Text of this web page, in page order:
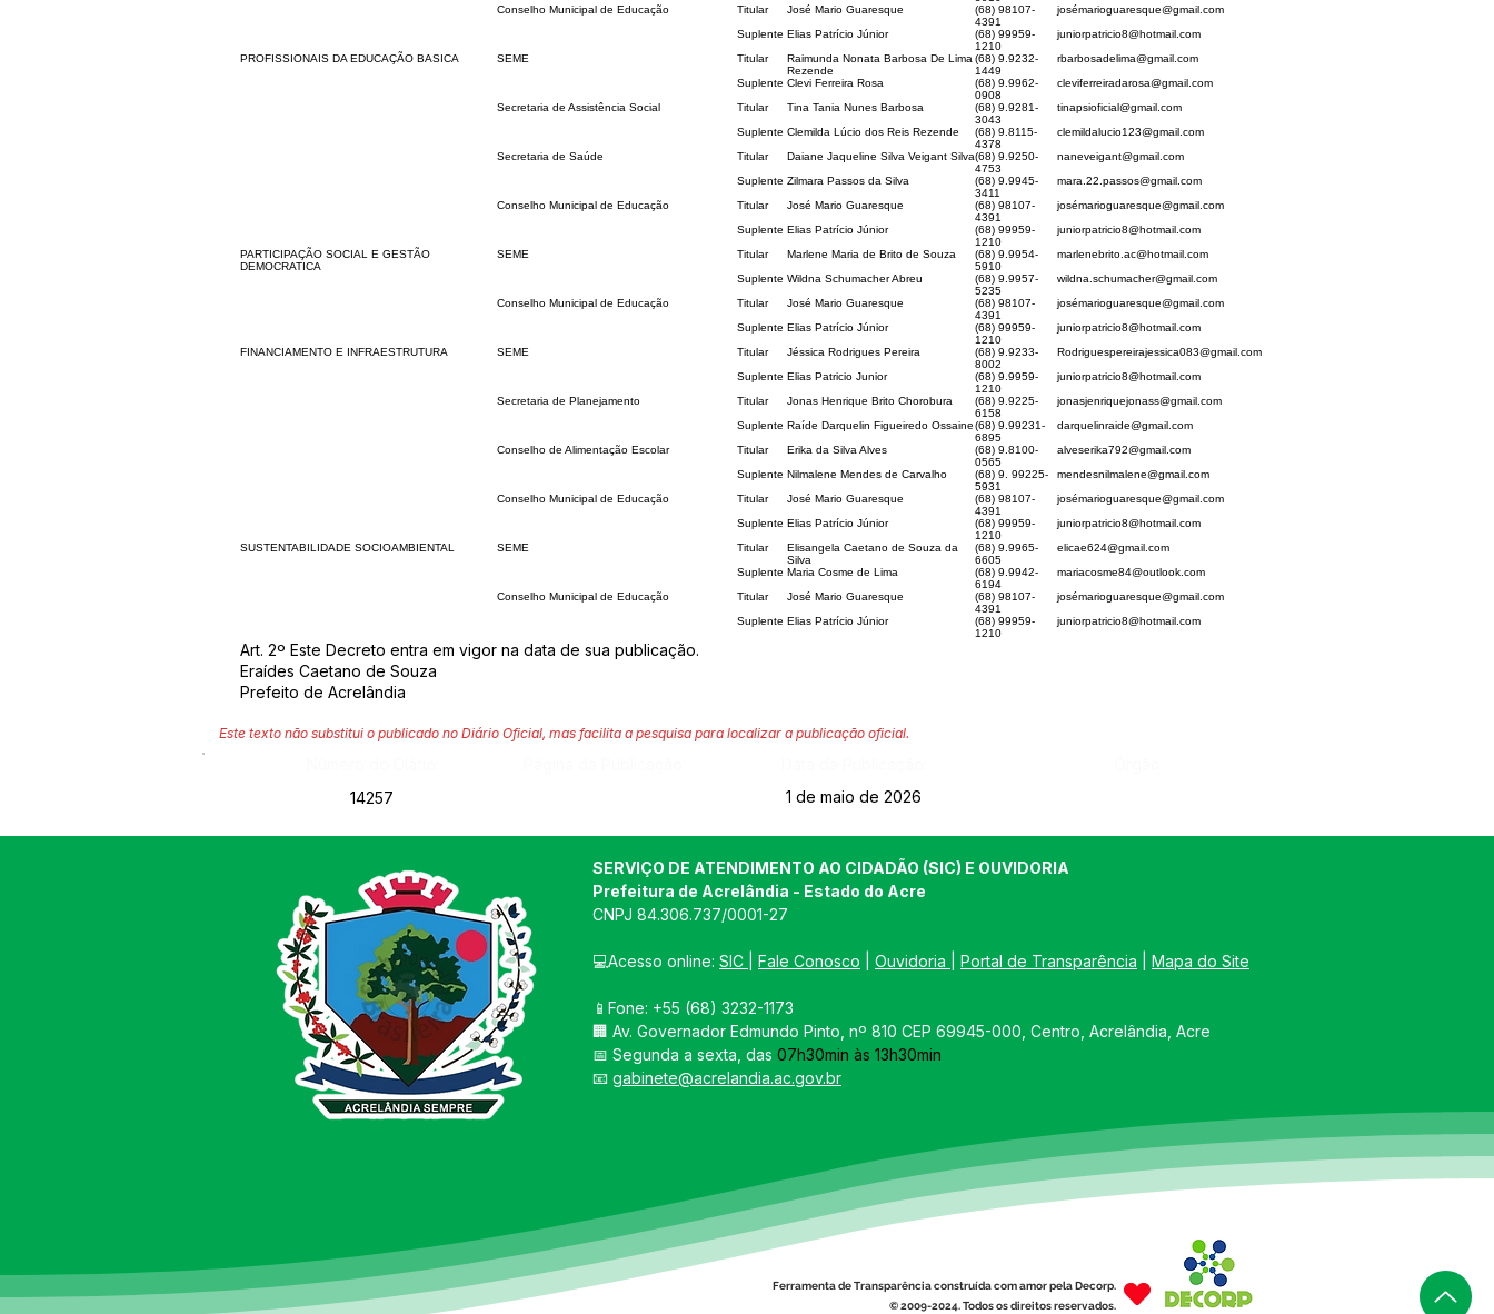
Conselho Municipal de Educação
Titular José Mario Guaresque
(68) 98107-
4391
josémarioguaresque@gmail.com
Suplente Elias Patrício Júnior
(68) 99959-
1210
juniorpatricio8@hotmail.com
PROFISSIONAIS DA EDUCAÇÃO BASICA
SEME Titular
Raimunda Nonata Barbosa De Lima
Rezende
(68) 9.9232-
1449
rbarbosadelima@gmail.com
Suplente Clevi Ferreira Rosa
(68) 9.9962-
0908
cleviferreiradarosa@gmail.com
Secretaria de Assistência Social
Titular Tina Tania Nunes Barbosa
(68) 9.9281-
3043
tinapsioficial@gmail.com
Suplente Clemilda Lúcio dos Reis Rezende
(68) 9.8115-
4378
clemildalucio123@gmail.com
Secretaria de Saúde
Titular Daiane Jaqueline Silva Veigant Silva(68) 9.9250-
4753
naneveigant@gmail.com
Suplente Zilmara Passos da Silva
(68) 9.9945-
3411
mara.22.passos@gmail.com
Conselho Municipal de Educação
Titular José Mario Guaresque
(68) 98107-
4391
josémarioguaresque@gmail.com
Suplente Elias Patrício Júnior
(68) 99959-
1210
juniorpatricio8@hotmail.com
PARTICIPAÇÃO SOCIAL E GESTÃO
DEMOCRATICA
SEME Titular Marlene Maria de Brito de Souza
(68) 9.9954-
5910
marlenebrito.ac@hotmail.com
Suplente Wildna Schumacher Abreu
(68) 9.9957-
5235
wildna.schumacher@gmail.com
Conselho Municipal de Educação
Titular José Mario Guaresque
(68) 98107-
4391
josémarioguaresque@gmail.com
Suplente Elias Patrício Júnior
(68) 99959-
1210
juniorpatricio8@hotmail.com
FINANCIAMENTO E INFRAESTRUTURA
SEME Titular Jéssica Rodrigues Pereira
(68) 9.9233-
8002
Rodriguespereirajessica083@gmail.com
Suplente Elias Patricio Junior
(68) 9.9959-
1210
juniorpatricio8@hotmail.com
Secretaria de Planejamento
Titular Jonas Henrique Brito Chorobura
(68) 9.9225-
6158
jonasjenriquejonass@gmail.com
Suplente Raíde Darquelin Figueiredo Ossaine(68) 9.99231-
6895
darquelinraide@gmail.com
Conselho de Alimentação Escolar
Titular Erika da Silva Alves
(68) 9.8100-
0565
alveserika792@gmail.com
Suplente Nilmalene Mendes de Carvalho
(68) 9. 99225-
5931
mendesnilmalene@gmail.com
Conselho Municipal de Educação
Titular José Mario Guaresque
(68) 98107-
4391
josémarioguaresque@gmail.com
Suplente Elias Patrício Júnior
(68) 99959-
1210
juniorpatricio8@hotmail.com
SUSTENTABILIDADE SOCIOAMBIENTAL
SEME Titular
Elisangela Caetano de Souza da
Silva
(68) 9.9965-
6605
elicae624@gmail.com
Suplente Maria Cosme de Lima
(68) 9.9942-
6194
mariacosme84@outlook.com
Conselho Municipal de Educação
Titular José Mario Guaresque
(68) 98107-
4391
josémarioguaresque@gmail.com
Suplente Elias Patrício Júnior
(68) 99959-
1210
juniorpatricio8@hotmail.com
Art. 2º Este Decreto entra em vigor na data de sua publicação.
Eraídes Caetano de Souza
Prefeito de Acrelândia
Este texto não substitui o publicado no Diário Oficial, mas facilita a pesquisa para localizar a publicação oficial.
14257
1 de maio de 2026
SERVIÇO DE ATENDIMENTO AO CIDADÃO (SIC) E OUVIDORIA
Prefeitura de Acrelândia - Estado do Acre
CNPJ 84.306.737/0001-27
💻Acesso online: SIC Fale Conosco Ouvidoria Portal de Transparência Mapa do Site
📱Fone: +55 (68) 3232-1173
🏢 Av. Governador Edmundo Pinto, nº 810 CEP 69945-000, Centro, Acrelândia, Acre
📅 Segunda a sexta, das 07h30min às 13h30min
📧 gabinete@acrelandia.ac.gov.br
Ferramenta de Transparência construída com amor pela Decorp.
© 2009-2024. Todos os direitos reservados.